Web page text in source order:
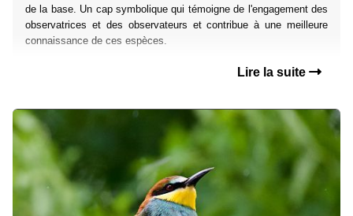
de la base. Un cap symbolique qui témoigne de l'engagement des
observatrices et des observateurs et contribue à une meilleure
connaissance de ces espèces.
Lire la suite